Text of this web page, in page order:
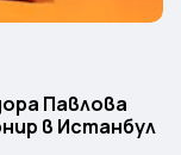
Павлова
в Истанбул